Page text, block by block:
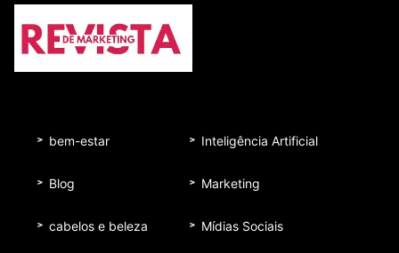
bem-estar
Blog
cabelos e beleza
Inteligência Artificial
Marketing
Mídias Sociais